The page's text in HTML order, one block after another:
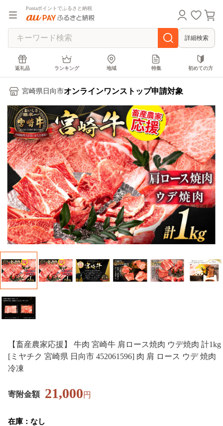
Pontaポイントでふるさと納税
詳細検索
返礼品 ランキング 地域 特集 初めての方
宮崎県日向市オンラインワンストップ申請対象
【畜産農家応援】 牛肉 宮崎牛 肩ロース焼肉 ウデ焼肉 計1kg
[ミヤチク 宮崎県 日向市 452061596] 肉 肩 ロース ウデ 焼肉
冷凍
寄附金額 21,000円
在庫：なし